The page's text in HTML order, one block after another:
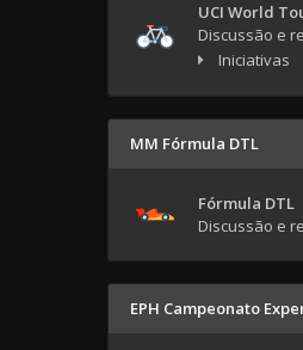
UCI World
Discussão e
Iniciativas
MM Fórmula DTL
Fórmula DTL
Discussão e
EPH Campeonato